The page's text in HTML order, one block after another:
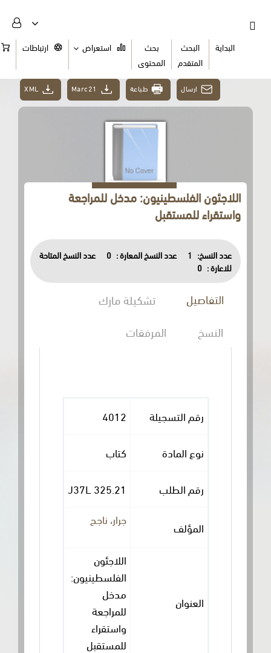
البحث
بحث
المحتوى
استعراض ارتباطات السلة
ارسال طباعة Marc21
اللاجئون الفلسطينيون: مدخل للمراجعة
واستقراء للمستقبل
عدد النسخ: 1 عدد النسخ المعارة : 0
عدد النسخ المتاحة
للاعارة :
0
التفاصيل
تشكيلة مارك
المرفقات
رقم التسجيلة 4012
نوع المادة
رقم الطلب 325.21 J37L
المؤلف
جرار، ناجح
اللاجئون
الفلسطينيون:
للمراجعة
واستقراء
للمستقبل